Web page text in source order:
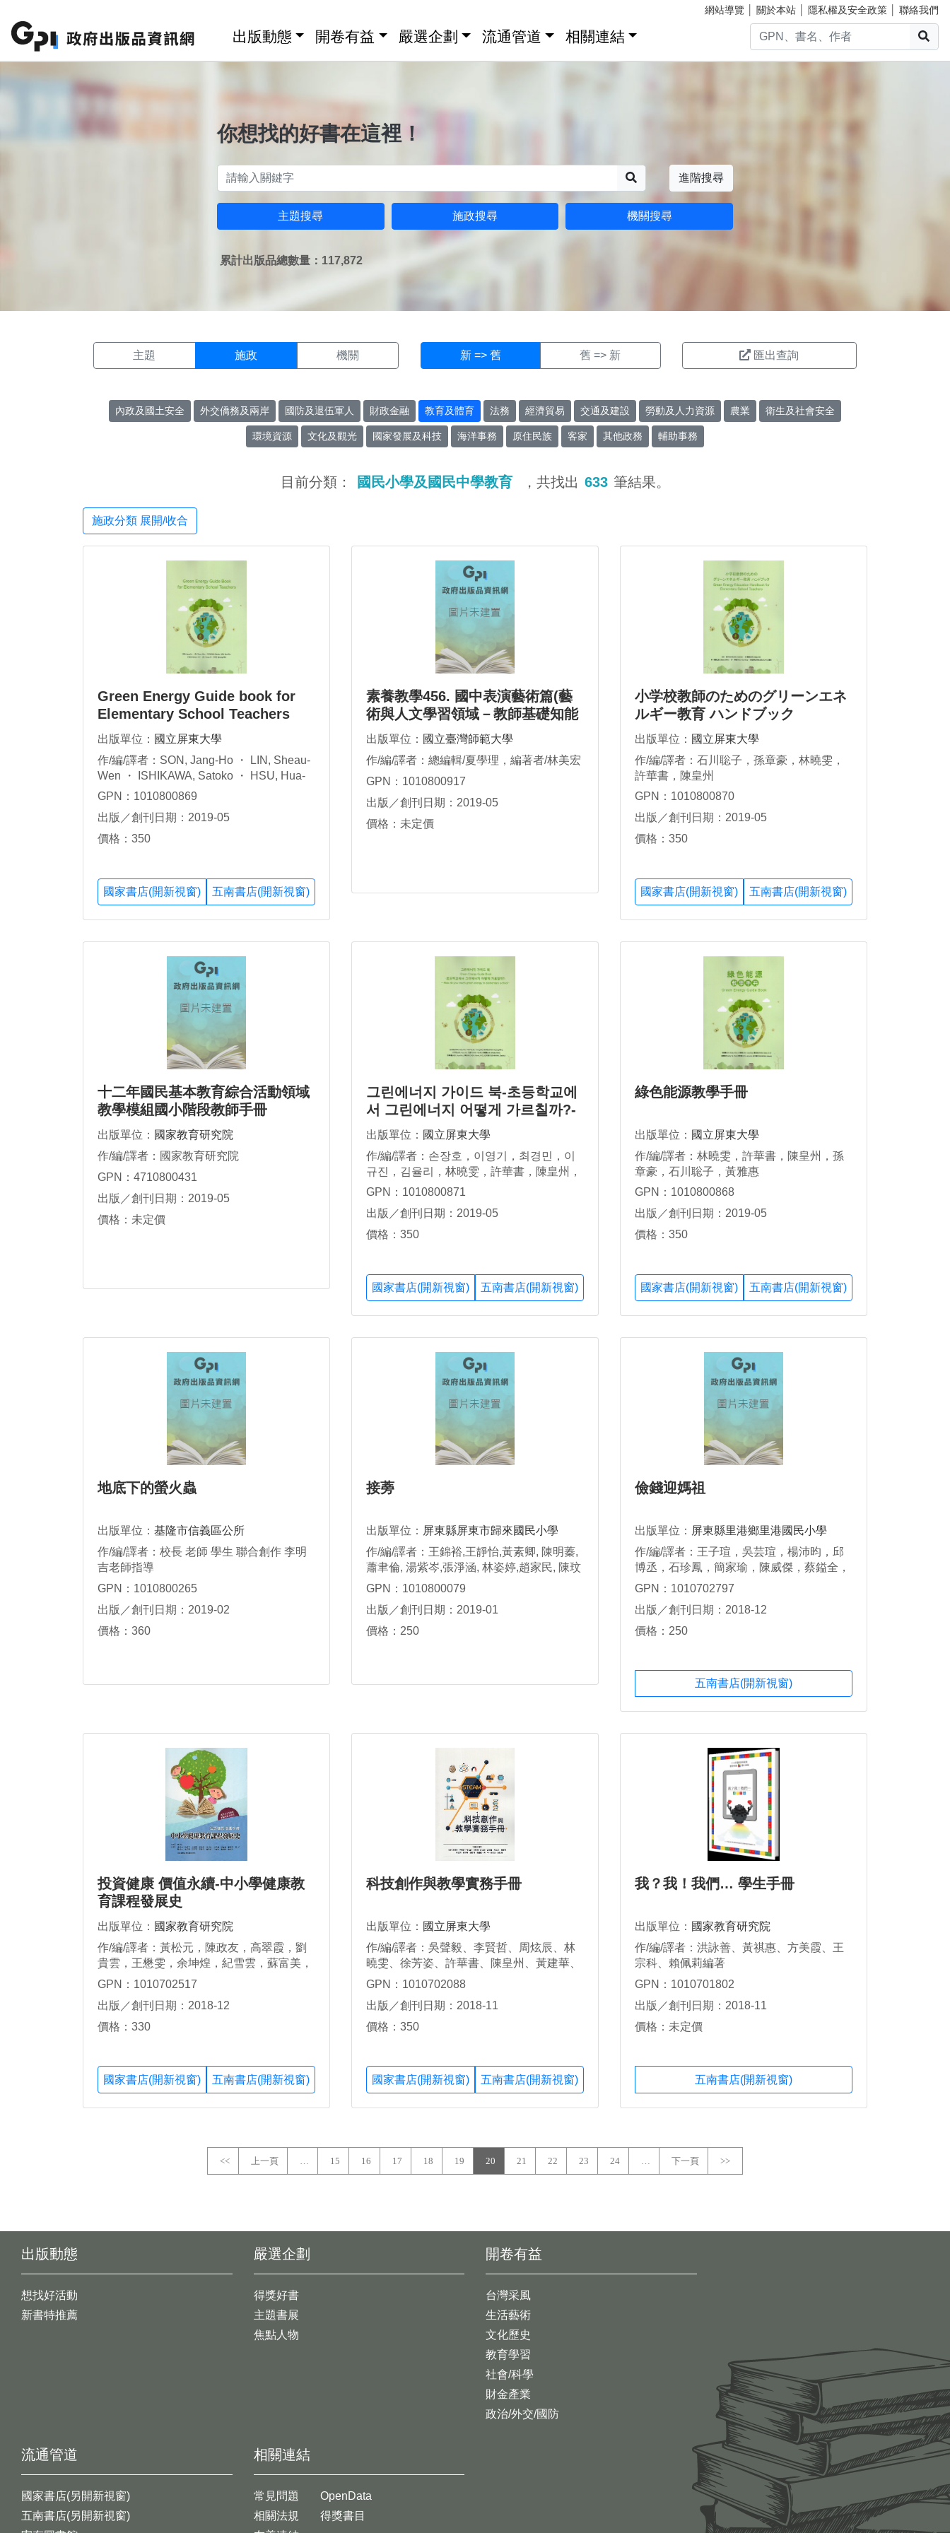
網站導覽 關於本站 隱私權及安全政策 聯絡我們
出版動態 開卷有益 嚴選企劃 流通管道 相關連結
你想找的好書在這裡！
進階搜尋
主題搜尋 施政搜尋 機關搜尋
累計出版品總數量：117,872
主題 施政 機關 新 => 舊 舊 => 新 匯出查詢
內政及國土安全 外交僑務及兩岸 國防及退伍軍人 財政金融 教育及體育 法務 經濟貿易 交通及建設 勞動及人力資源 農業 衛生及社會安全
環境資源 文化及觀光 國家發展及科技 海洋事務 原住民族 客家 其他政務 輔助事務
目前分類： 國民小學及國民中學教育 ，共找出 633 筆結果。
施政分類 展開/收合
Green Energy Guide book for
Elementary School Teachers
出版單位： 國立屏東大學
作/編/譯者：SON, Jang-Ho ・ LIN, Sheau-
Wen ・ ISHIKAWA, Satoko ・ HSU, Hua-
Shu ・CHEN, Kelvin, H-C ・ LEE, Young-
GPN：1010800869
出版／創刊日期：2019-05
價格：350
國家書店(開新視窗) 五南書店(開新視窗)
素養教學456. 國中表演藝術篇(藝
術與人文學習領域－教師基礎知能
教學系列8)
出版單位： 國立臺灣師範大學
作/編/譯者：總編輯/夏學理，編著者/林美宏
GPN：1010800917
出版／創刊日期：2019-05
價格：未定價
小学校教師のためのグリーンエネ
ルギー教育 ハンドブック
出版單位： 國立屏東大學
作/編/譯者：石川聡子，孫章豪，林曉雯，
許華書，陳皇州
GPN：1010800870
出版／創刊日期：2019-05
價格：350
國家書店(開新視窗) 五南書店(開新視窗)
十二年國民基本教育綜合活動領域
教學模組國小階段教師手冊
出版單位： 國家教育研究院
作/編/譯者：國家教育研究院
GPN：4710800431
出版／創刊日期：2019-05
價格：未定價
그린에너지 가이드 북-초등학교에
서 그린에너지 어떻게 가르칠까?-
出版單位： 國立屏東大學
作/編/譯者：손장호，이영기，최경민，이
규진，김율리，林曉雯，許華書，陳皇州，
石川聡子
GPN：1010800871
出版／創刊日期：2019-05
價格：350
國家書店(開新視窗) 五南書店(開新視窗)
綠色能源教學手冊
出版單位： 國立屏東大學
作/編/譯者：林曉雯，許華書，陳皇州，孫
章豪，石川聡子，黃雅惠
GPN：1010800868
出版／創刊日期：2019-05
價格：350
國家書店(開新視窗) 五南書店(開新視窗)
地底下的螢火蟲
出版單位： 基隆市信義區公所
作/編/譯者：校長 老師 學生 聯合創作 李明
吉老師指導
GPN：1010800265
出版／創刊日期：2019-02
價格：360
接蒡
出版單位： 屏東縣屏東市歸來國民小學
作/編/譯者：王錦裕,王靜怡,黃素卿, 陳明蓁,
蕭聿倫, 湯紫岑,張淨涵, 林姿婷,趙家民, 陳玟
璇, 黃柏丞, 陳湘瑩, 林宇萱
GPN：1010800079
出版／創刊日期：2019-01
價格：250
儉錢迎媽祖
出版單位： 屏東縣里港鄉里港國民小學
作/編/譯者：王子瑄，吳芸瑄，楊沛昀，邱
博丞，石珍鳳，簡家瑜，陳威傑，蔡鎰全，
王俊雄，陳寀蓁，蔡叔芳，陳淑玲
GPN：1010702797
出版／創刊日期：2018-12
價格：250
五南書店(開新視窗)
投資健康 價值永續-中小學健康教
育課程發展史
出版單位： 國家教育研究院
作/編/譯者：黃松元，陳政友，高翠霞，劉
貴雲，王懋雯，余坤煌，紀雪雲，蘇富美，
葛 虹，陳成文，高松景，龍芝寧，黃蕙欣，
GPN：1010702517
出版／創刊日期：2018-12
價格：330
國家書店(開新視窗) 五南書店(開新視窗)
科技創作與教學實務手冊
出版單位： 國立屏東大學
作/編/譯者：吳聲毅、李賢哲、周炫辰、林
曉雯、徐芳姿、許華書、陳皇州、黃建華、
黃崇育、黃雅惠、黃靖雅、黃鐘慶、樊琳、
GPN：1010702088
出版／創刊日期：2018-11
價格：350
國家書店(開新視窗) 五南書店(開新視窗)
我？我！我們… 學生手冊
出版單位： 國家教育研究院
作/編/譯者：洪詠善、黃祺惠、方美霞、王
宗科、賴佩莉編著
GPN：1010701802
出版／創刊日期：2018-11
價格：未定價
五南書店(開新視窗)
<< 上一頁 15 16 17 18 19 20 21 22 23 24 下一頁 >>
出版動態
想找好活動
新書特推薦
開卷有益
台灣采風
生活藝術
文化歷史
教育學習
社會/科學
財金產業
政治/外交/國防
嚴選企劃
得獎好書
主題書展
焦點人物
流通管道
國家書店(另開新視窗)
五南書店(另開新視窗)
相關連結
常見問題
相關法規
OpenData
得獎書目